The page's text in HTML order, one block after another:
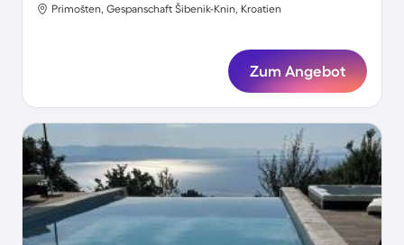
Primošten, Gespanschaft Šibenik-Knin, Kroatien
Zum Angebot